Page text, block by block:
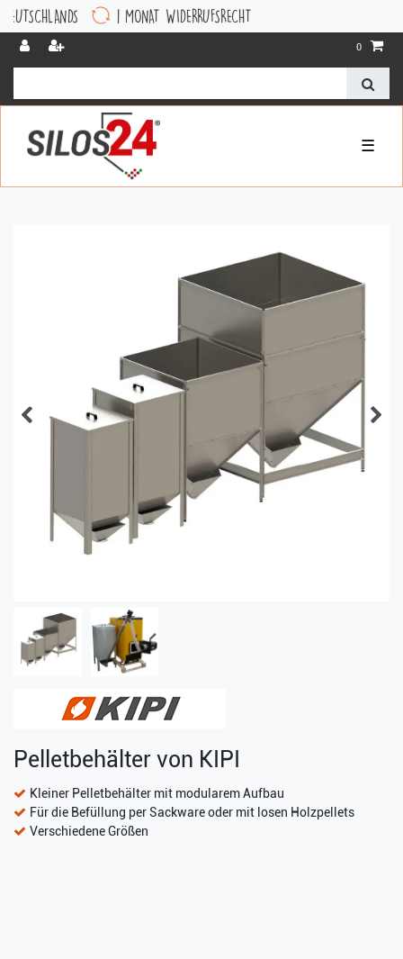
1 MONAT WIDERRUFSRECHT
0
☰
Pelletbehälter von KIPI
Kleiner Pelletbehälter mit modularem Aufbau
Für die Befüllung per Sackware oder mit losen Holzpellets
Verschiedene Größen